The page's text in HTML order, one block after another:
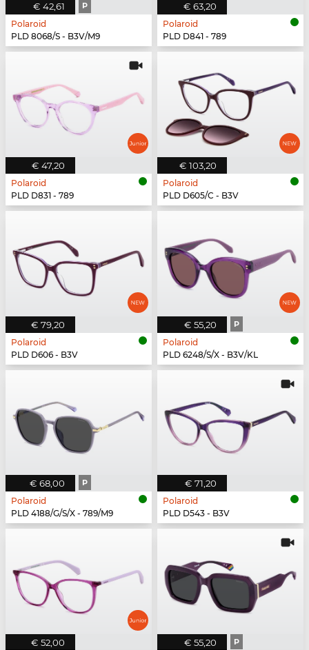
€ 42,61 P
Polaroid
PLD 8068/S - B3V/M9
€ 63,20
Polaroid
PLD D841 - 789
€ 47,20
Polaroid
PLD D831 - 789
€ 103,20
Polaroid
PLD D605/C - B3V
€ 79,20
Polaroid
PLD D606 - B3V
€ 55,20 P
Polaroid
PLD 6248/S/X - B3V/KL
€ 68,00 P
Polaroid
PLD 4188/G/S/X - 789/M9
€ 71,20
Polaroid
PLD D543 - B3V
€ 52,00 € 55,20 P